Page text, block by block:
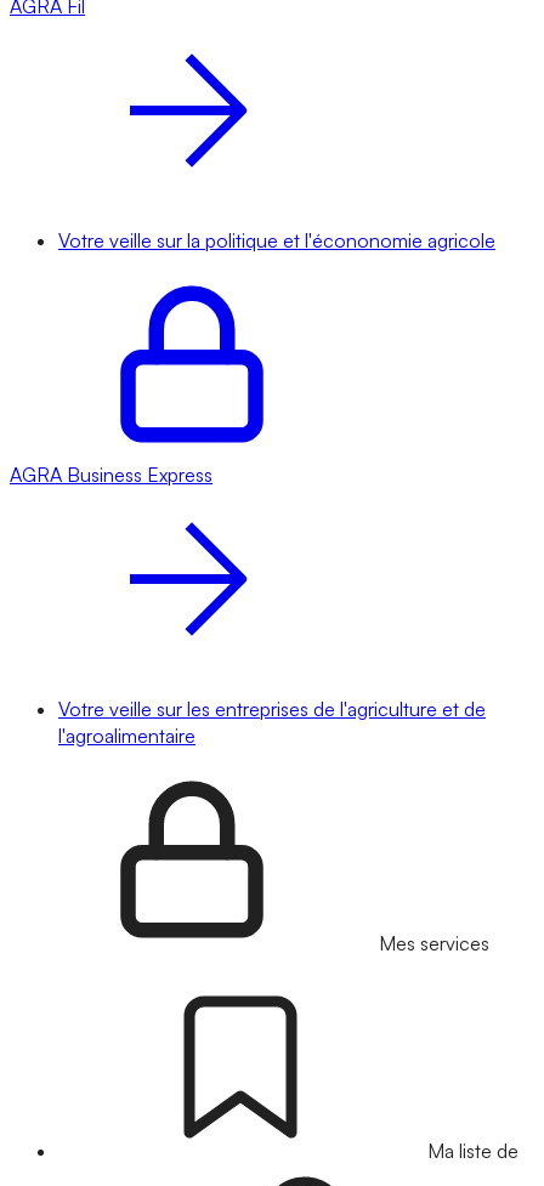
AGRA Fil
Votre veille sur la politique et l'écononomie agricole
AGRA Business Express
Votre veille sur les entreprises de l'agriculture et de
l'agroalimentaire
Mes services
Ma liste de